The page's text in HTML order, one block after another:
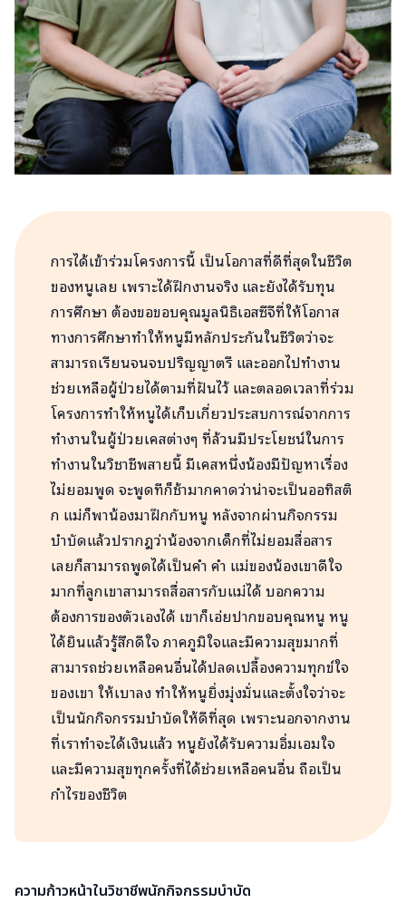
การได้เข้าร่วมโครงการนี้ เป็นโอกาสที่ดีที่สุดในชีวิต
ของหนูเลย เพราะได้ฝึกงานจริง และยังได้รับทุน
การศึกษา ต้องขอขอบคุณมูลนิธิเอสซีจีที่ให้โอกาส
ทางการศึกษาทำให้หนูมีหลักประกันในชีวิตว่าจะ
สามารถเรียนจนจบปริญญาตรี และออกไปทำงาน
ช่วยเหลือผู้ป่วยได้ตามที่ฝันไว้ และตลอดเวลาที่ร่วม
โครงการทำให้หนูได้เก็บเกี่ยวประสบการณ์จากการ
ทำงานในผู้ป่วยเคสต่างๆ ที่ล้วนมีประโยชน์ในการ
ทำงานในวิชาชีพสายนี้ มีเคสหนึ่งน้องมีปัญหาเรื่อง
ไม่ยอมพูด จะพูดทีก็ช้ามากคาดว่าน่าจะเป็นออทิสติ
ก แม่ก็พาน้องมาฝึกกับหนู หลังจากผ่านกิจกรรม
บำบัดแล้วปรากฎว่าน้องจากเด็กที่ไม่ยอมสื่อสาร
เลยก็สามารถพูดได้เป็นคำ คำ แม่ของน้องเขาดีใจ
มากที่ลูกเขาสามารถสื่อสารกับแม่ได้ บอกความ
ต้องการของตัวเองได้ เขาก็เอ่ยปากขอบคุณหนู หนู
ได้ยินแล้วรู้สึกดีใจ ภาคภูมิใจและมีความสุขมากที่
สามารถช่วยเหลือคนอื่นได้ปลดเปลื้องความทุกข์ใจ
ของเขา ให้เบาลง ทำให้หนูยิ่งมุ่งมั่นและตั้งใจว่าจะ
เป็นนักกิจกรรมบำบัดให้ดีที่สุด เพราะนอกจากงาน
ที่เราทำจะได้เงินแล้ว หนูยังได้รับความอิ่มเอมใจ
และมีความสุขทุกครั้งที่ได้ช่วยเหลือคนอื่น ถือเป็น
กำไรของชีวิต
ความก้าวหน้าในวิชาชีพนักกิจกรรมบำบัด